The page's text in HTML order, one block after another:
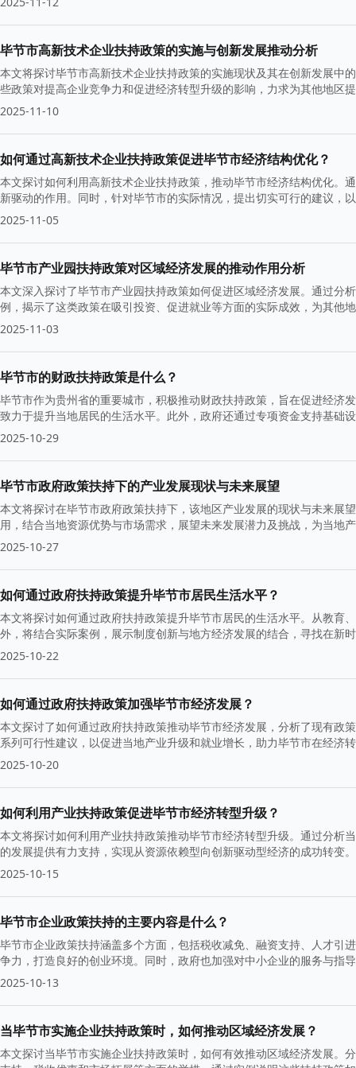
毕节市高新技术企业扶持政策的实施与创新发展推动分析
本文将探讨毕节市高新技术企业扶持政策的实施现状及其在创新发展中
些政策对提高企业竞争力和促进经济转型升级的影响，力求为其他地区
2025-11-10
如何通过高新技术企业扶持政策促进毕节市经济结构优化？
本文探讨如何利用高新技术企业扶持政策，推动毕节市经济结构优化。
新驱动的作用。同时，针对毕节市的实际情况，提出切实可行的建议，
2025-11-05
毕节市产业园扶持政策对区域经济发展的推动作用分析
本文深入探讨了毕节市产业园扶持政策如何促进区域经济发展。通过分
例，揭示了这类政策在吸引投资、促进就业等方面的实际成效，为其他
举措与成就。
2025-11-03
毕节市的财政扶持政策是什么？
毕节市作为贵州省的重要城市，积极推动财政扶持政策，旨在促进经济
致力于提升当地居民的生活水平。此外，政府还通过专项资金支持基础
2025-10-29
毕节市政府政策扶持下的产业发展现状与未来展望
本文将探讨在毕节市政府政策扶持下，该地区产业发展的现状与未来展
用，结合当地资源优势与市场需求，展望未来发展潜力及挑战，为当地
2025-10-27
如何通过政府扶持政策提升毕节市居民生活水平？
本文将探讨如何通过政府扶持政策提升毕节市居民的生活水平。从教育
外，将结合实际案例，展示制度创新与地方经济发展的结合，寻找在新
2025-10-22
如何通过政府扶持政策加强毕节市经济发展？
本文探讨了如何通过政府扶持政策推动毕节市经济发展，分析了现有政
系列可行性建议，以促进当地产业升级和就业增长，助力毕节市在经济
2025-10-20
如何利用产业扶持政策促进毕节市经济转型升级？
本文将探讨如何利用产业扶持政策推动毕节市经济转型升级。通过分析
的发展提供有力支持，实现从资源依赖型向创新驱动型经济的成功转变。
2025-10-15
毕节市企业政策扶持的主要内容是什么？
毕节市企业政策扶持涵盖多个方面，包括税收减免、融资支持、人才引
争力，打造良好的创业环境。同时，政府也加强对中小企业的服务与指
2025-10-13
当毕节市实施企业扶持政策时，如何推动区域经济发展？
本文探讨当毕节市实施企业扶持政策时，如何有效推动区域经济发展。